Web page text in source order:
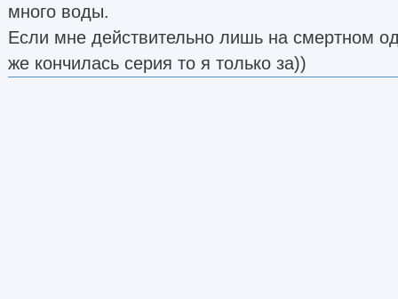
много воды.
Если мне действительно лишь на смертном
же кончилась серия то я только за))